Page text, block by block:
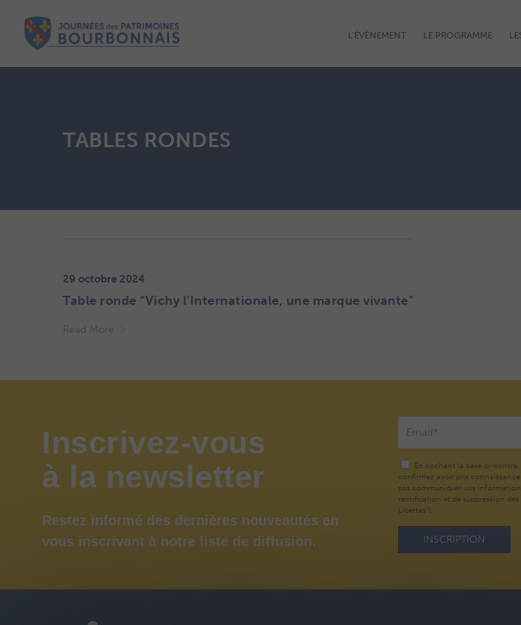
L’ÉVÈNEMENT LE PROGRAMME
TABLES RONDES
29 octobre 2024
Table ronde “Vichy l’Internationale, une marque vivante”
Read More
Inscrivez-vous
à la newsletter
Restez informé des dernières nouveautés en
vous inscrivant à notre liste de diffusion.
En cochant la case ci-contre,
confirmez avoir pris
pas communiquer vos
rectification et de suppression
Libertés").